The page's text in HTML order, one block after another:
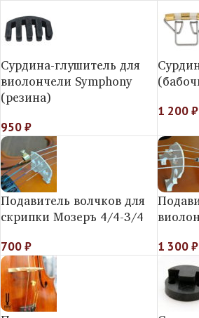
Сурдина-глушитель для
виолончели Symphony
(резина)
950₽
1 200₽
Подавитель волчков для
скрипки Mозеръ 4/4-3/4
700₽ 1 300₽